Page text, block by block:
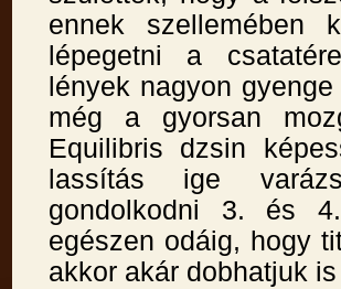
ennek szellemében
lépegetni a
lények nagyon
még a gyorsan
Equilibris dzsin
lassítás ige
gondolkodni 3. és
egészen odáig, hogy
akkor akár dobhatjuk